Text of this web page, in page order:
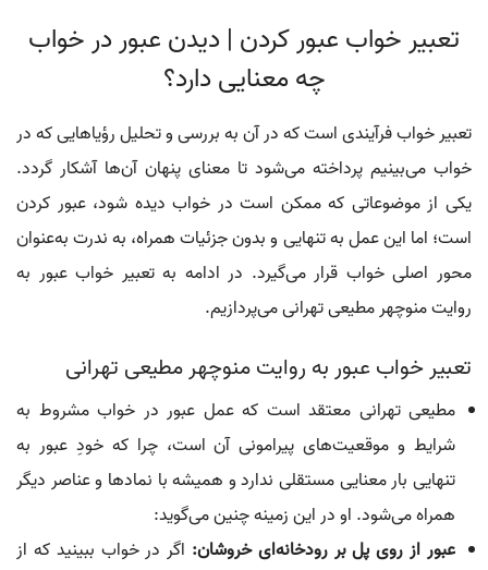
تعبیر خواب عبور کردن | دیدن عبور در خواب
چه معنایی دارد؟
تعبیر خواب فرآیندی است که در آن به بررسی و تحلیل رؤیاهایی که در
خواب می‌بینیم پرداخته می‌شود تا معنای پنهان آن‌ها آشکار گردد.
یکی از موضوعاتی که ممکن است در خواب دیده شود، عبور کردن
است؛ اما این عمل به تنهایی و بدون جزئیات همراه، به ندرت به‌عنوان
محور اصلی خواب قرار می‌گیرد. در ادامه به تعبیر خواب عبور به
روایت منوچهر مطیعی تهرانی می‌پردازیم.
تعبیر خواب عبور به روایت منوچهر مطیعی تهرانی
مطیعی تهرانی معتقد است که عمل عبور در خواب مشروط به
شرایط و موقعیت‌های پیرامونی آن است، چرا که خودِ عبور به
تنهایی بار معنایی مستقلی ندارد و همیشه با نمادها و عناصر دیگر
همراه می‌شود. او در این زمینه چنین می‌گوید:
عبور از روی پل بر رودخانه‌ای خروشان: اگر در خواب ببینید که از